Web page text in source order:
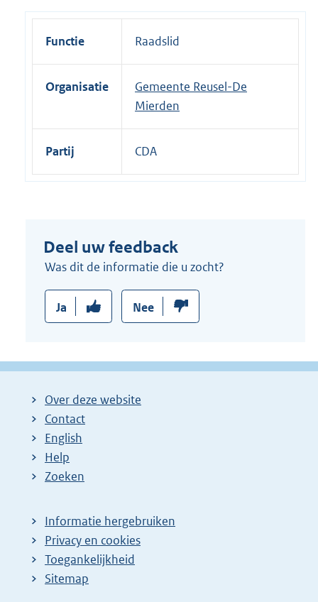
k
Functie Raadslid
Organisatie
Gemeente Reusel-De
Mierden
Partij CDA
Deel uw feedback
Was dit de informatie die u zocht?
Ja Nee
Over deze website
Contact
English
Help
Zoeken
Informatie hergebruiken
Privacy en cookies
Toegankelijkheid
Sitemap